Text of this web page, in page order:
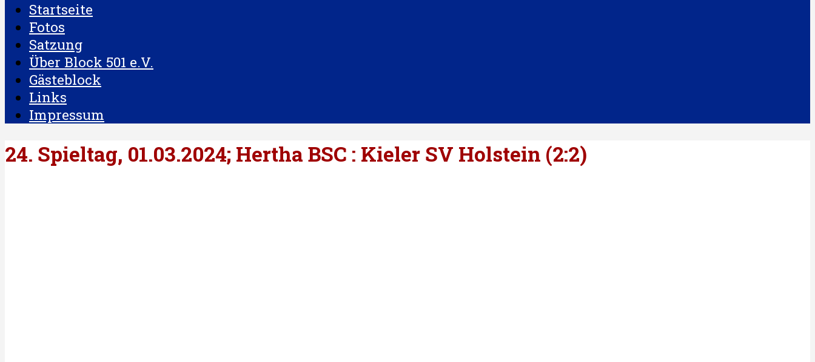
Startseite
Fotos
Satzung
Über Block 501 e.V.
Gästeblock
Links
Impressum
24. Spieltag, 01.03.2024; Hertha BSC : Kieler SV Holstein (2:2)